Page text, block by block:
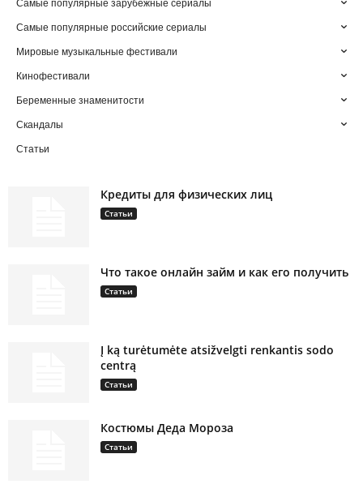
Самые популярные зарубежные сериалы
Самые популярные российские сериалы
Мировые музыкальные фестивали
Кинофестивали
Беременные знаменитости
Скандалы
Статьи
Кредиты для физических лиц
Статьи
Что такое онлайн займ и как его получить
Статьи
Į ką turėtumėte atsižvelgti renkantis sodo
centrą
Статьи
Костюмы Деда Мороза
Статьи